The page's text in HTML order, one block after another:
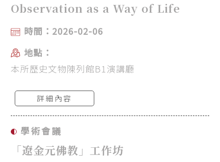
Observation as a Way of Life
時間：2026-02-06
地點：
本所歷史文物陳列館B1演講廳
詳細內容
學術會議
「遼金元佛教」工作坊